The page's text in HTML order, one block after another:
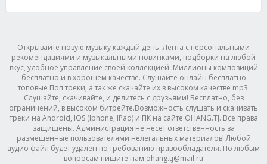
Открывайте новую музыку каждый день. Лента с персональными
рекомендациями и музыкальными новинками, подборки на любой
вкус, удобное управление своей коллекцией. Миллионы композиций
бесплатно и в хорошем качестве. Слушайте онлайн бесплатно
топовые Поп треки, а так же скачайте их в высоком качестве mp3.
Слушайте, скачивайте, и делитесь с друзьями! Бесплатно, без
ограничений, в высоком битрейте.Возможность слушать и скачивать
треки на Android, IOS (Iphone, IPad) и ПК на сайте OHANG.TJ. Все права
защищены. Администрация не несет ответственность за
размещенные пользователями нелегальных материалов! Любой
аудио файл будет удалён по требованию правообладателя. По любым
вопросам пишите нам ohang.tj@mail.ru